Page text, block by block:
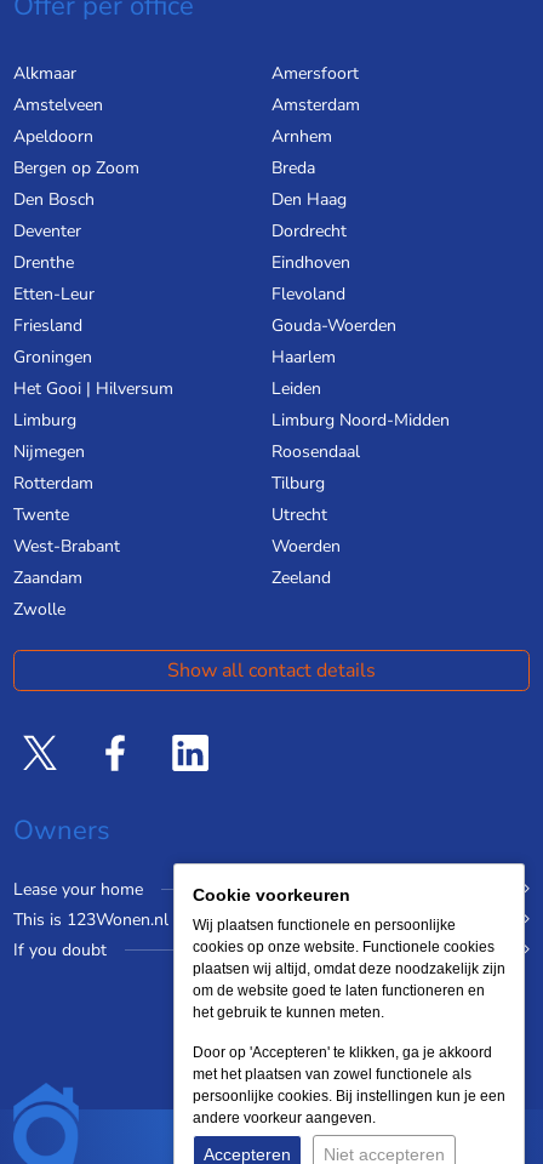
Alkmaar
Amersfoort
Amstelveen
Amsterdam
Apeldoorn
Arnhem
Bergen op Zoom
Breda
Den Bosch
Den Haag
Deventer
Dordrecht
Drenthe
Eindhoven
Etten-Leur
Flevoland
Friesland
Gouda-Woerden
Groningen
Haarlem
Het Gooi | Hilversum
Leiden
Limburg
Limburg Noord-Midden
Nijmegen
Roosendaal
Rotterdam
Tilburg
Twente
Utrecht
West-Brabant
Woerden
Zaandam
Zeeland
Zwolle
Show all contact details
Owners
Lease your home
This is 123Wonen.nl
If you doubt
Cookie voorkeuren
Wij plaatsen functionele en persoonlijke
cookies op onze website. Functionele cookies
plaatsen wij altijd, omdat deze noodzakelijk zijn
om de website goed te laten functioneren en
het gebruik te kunnen meten.
Door op 'Accepteren' te klikken, ga je akkoord
met het plaatsen van zowel functionele als
persoonlijke cookies. Bij instellingen kun je een
andere voorkeur aangeven.
Accepteren Niet accepteren